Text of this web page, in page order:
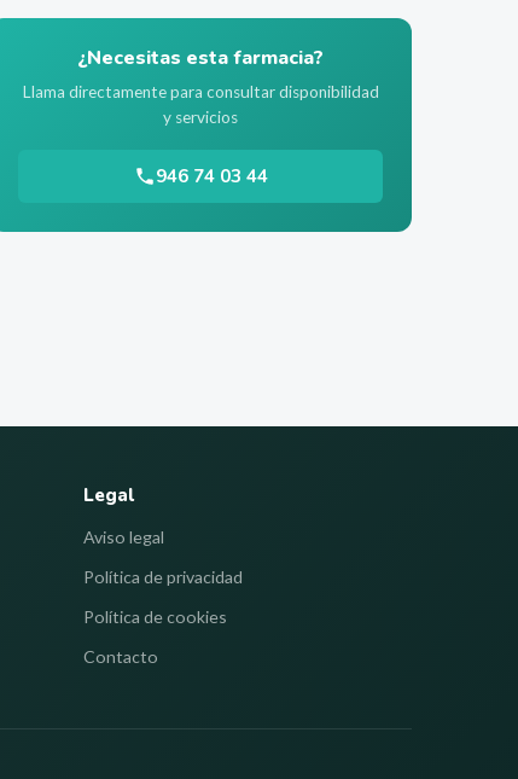
¿Necesitas esta farmacia?
Llama directamente para consultar disponibilidad
y servicios
946 74 03 44
Legal
Aviso legal
Política de privacidad
Política de cookies
Contacto